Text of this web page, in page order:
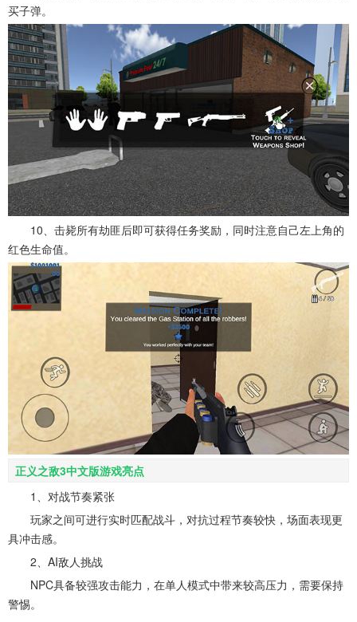
买子弹。
10、击毙所有劫匪后即可获得任务奖励，同时注意自己左上角的
红色生命值。
正义之敌3中文版游戏亮点
1、对战节奏紧张
玩家之间可进行实时匹配战斗，对抗过程节奏较快，场面表现更
具冲击感。
2、AI敌人挑战
NPC具备较强攻击能力，在单人模式中带来较高压力，需要保持
警惕。